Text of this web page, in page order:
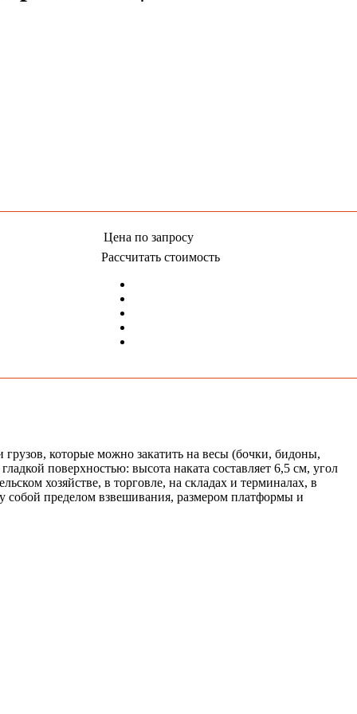
Цена по запросу
Рассчитать стоимость
которые можно закатить на весы (бочки, бидоны,
поверхностью: высота наката составляет 6,5 см, угол
хозяйстве, в торговле, на складах и терминалах, в
собой пределом взвешивания, размером платформы и